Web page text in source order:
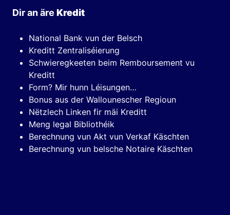
Dir an äre Kredit
National Bank vun der Belsch
Kreditt Zentraliséierung
Schwieregkeeten beim Remboursement vu
Kreditt
Form? Mir hunn Léisungen…
Bonus aus der Wallounescher Regioun
Nëtzlech Linken fir mäi Kreditt
Meng legal Bibliothéik
Berechnung vun Akt vun Verkaf Käschten
Berechnung vun belsche Notaire Käschten